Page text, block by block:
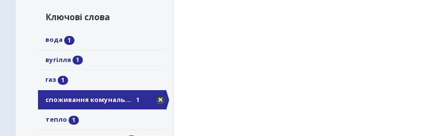
Ключові слова
вода 1
вугілля 1
газ 1
споживання комуналь... 1
тепло 1